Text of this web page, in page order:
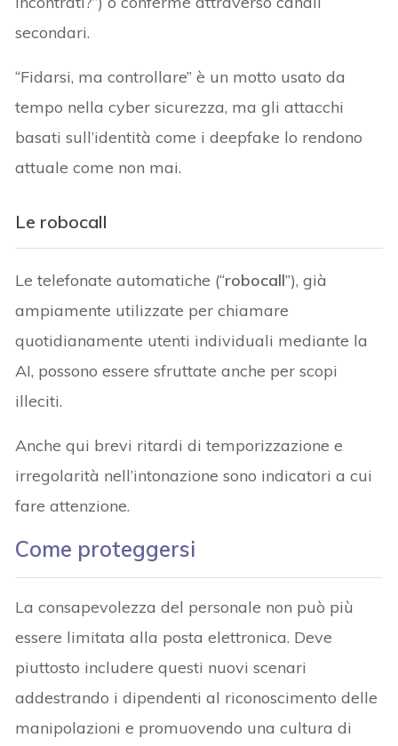
secondari.
“Fidarsi, ma controllare” è un motto usato da
tempo nella cyber sicurezza, ma gli attacchi
basati sull’identità come i deepfake lo rendono
attuale come non mai.
Le robocall
Le telefonate automatiche (“robocall”), già
ampiamente utilizzate per chiamare
quotidianamente utenti individuali mediante la
AI, possono essere sfruttate anche per scopi
illeciti.
Anche qui brevi ritardi di temporizzazione e
irregolarità nell’intonazione sono indicatori a cui
fare attenzione.
Come proteggersi
La consapevolezza del personale non può più
essere limitata alla posta elettronica. Deve
piuttosto includere questi nuovi scenari
addestrando i dipendenti al riconoscimento delle
manipolazioni e promuovendo una cultura di